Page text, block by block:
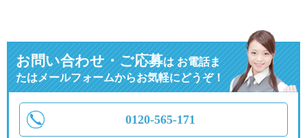
お問い合わせ・ご応募はお電話ま
たはメールフォームからお気軽にどうぞ！
0120-565-171